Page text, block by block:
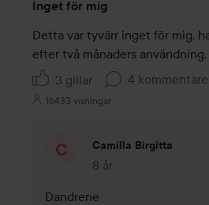
1
av
5
Inget för mig
Detta var tyvärr inget för mig,
efter två månaders
3 gillar
4
16433 visningar
Camilla Birgitta
8 år
Kommentaren lades 8
Dandrene